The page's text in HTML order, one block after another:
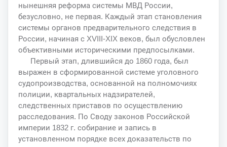
нынешняя реформа системы МВД России,
безусловно, не первая. Каждый этап становления
системы органов предварительного следствия в
России, начиная с XVIII-XIX веков, был обусловлен
объективными историческими предпосылками.
Первый этап, длившийся до 1860 года, был
выражен в сформированной системе уголовного
судопроизводства, основанной на полномочиях
полиции, квартальных надзирателей,
следственных приставов по осуществлению
расследования. По Своду законов Российской
империи 1832 г. собирание и запись в
установленном порядке всех доказательств по